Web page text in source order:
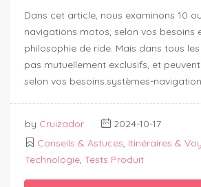
Dans cet article, nous examinons 10
navigations motos, selon vos besoins
philosophie de ride. Mais dans tous
pas mutuellement exclusifs, et
selon vos besoins.systèmes-
by Cruizador
2024-10-17
Conseils & Astuces, Itinéraires &
Technologie, Tests Produit